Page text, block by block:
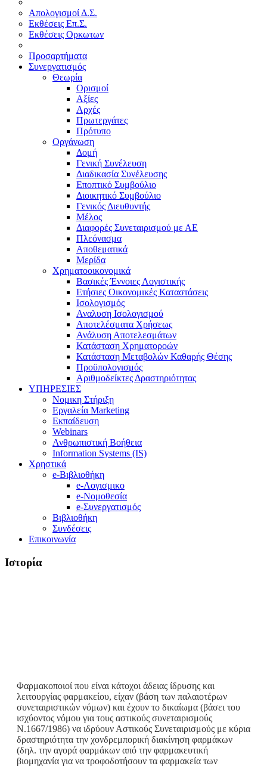
Απολογισμοί Δ.Σ.
Εκθέσεις Επ.Σ.
Εκθέσεις Ορκωτων
Προσαρτήματα
Συνεργατισμός
Θεωρία
Ορισμοί
Αξίες
Αρχές
Πρωτεργάτες
Πρότυπο
Οργάνωση
Δομή
Γενική Συνέλευση
Διαδικασία Συνέλευσης
Εποπτικό Συμβούλιο
Διοικητικό Συμβούλιο
Γενικός Διευθυντής
Μέλος
Διαφορές Συνεταιρισμού με ΑΕ
Πλεόνασμα
Αποθεματικά
Μερίδα
Χρηματοοικονομικά
Βασικές Έννοιες Λογιστικής
Ετήσιες Οικονομικές Καταστάσεις
Ισολογισμός
Αναλυση Ισολογισμού
Αποτελέσματα Χρήσεως
Ανάλυση Αποτελεσμάτων
Κατάσταση Χρηματοροών
Κατάσταση Μεταβολών Καθαρής Θέσης
Προϋπολογισμός
Αριθμοδείκτες Δραστηριότητας
ΥΠΗΡΕΣΙΕΣ
Νομικη Στήριξη
Εργαλεία Marketing
Εκπαίδευση
Webinars
Ανθρωπιστική Βοήθεια
Information Systems (IS)
Χρηστικά
e-Βιβλιοθήκη
e-Λογισμικο
e-Νομοθεσία
e-Συνεργατισμός
Βιβλιοθήκη
Συνδέσεις
Επικοινωνία
Ιστορία
Φαρμακοποιοί που είναι κάτοχοι άδειας ίδρυσης και
λειτουργίας φαρμακείου, είχαν (βάση των παλαιοτέρων
συνεταιριστικών νόμων) και έχουν το δικαίωμα (βάσει του
ισχύοντος νόμου για τους αστικούς συνεταιρισμούς
Ν.1667/1986) να ιδρύουν Αστικούς Συνεταιρισμούς με κύρια
δραστηριότητα την χονδρεμπορική διακίνηση φαρμάκων
(δηλ. την αγορά φαρμάκων από την φαρμακευτική
βιομηχανία για να τροφοδοτήσουν τα φαρμακεία των